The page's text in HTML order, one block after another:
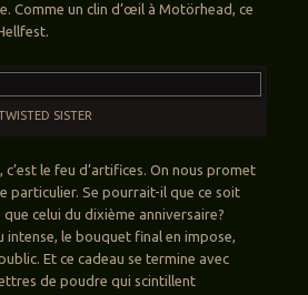
Comme un clin d’œil à Motörhead, ce
SISTER
le feu d’artifices. On nous promet
particulier. Se pourrait-il que ce soit
celui du dixième anniversaire?
intense, le bouquet final en impose,
Et ce cadeau se termine avec
de poudre qui scintillent